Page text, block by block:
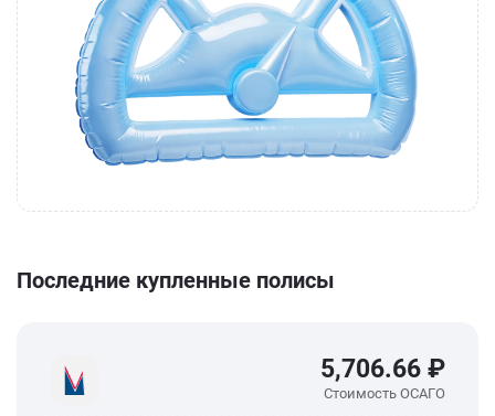
Последние купленные полисы
5,706.66 ₽
Стоимость ОСАГО